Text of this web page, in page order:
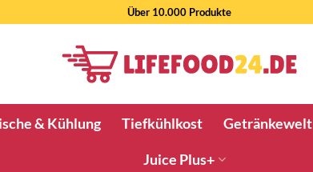
Über 10.000 Produkte
& Kühlung Tiefkühlkost Getränkewelt
Juice Plus+